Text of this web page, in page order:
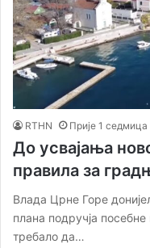
RTHN Прије 1 седмица
До усвајања
правила за
Влада Црне Горе
плана подручја посебне
требало да…